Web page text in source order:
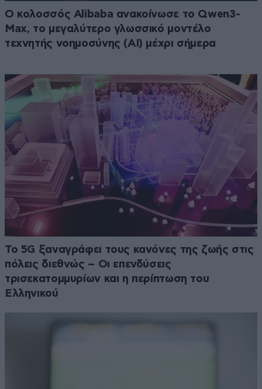
Ο κολοσσός Alibaba ανακοίνωσε το Qwen3-
Max, το μεγαλύτερο γλωσσικό μοντέλο
τεχνητής νοημοσύνης (ΑΙ) μέχρι σήμερα
Το 5G ξαναγράφει τους κανόνες της ζωής στις
πόλεις διεθνώς – Οι επενδύσεις
τρισεκατομμυρίων και η περίπτωση του
Ελληνικού